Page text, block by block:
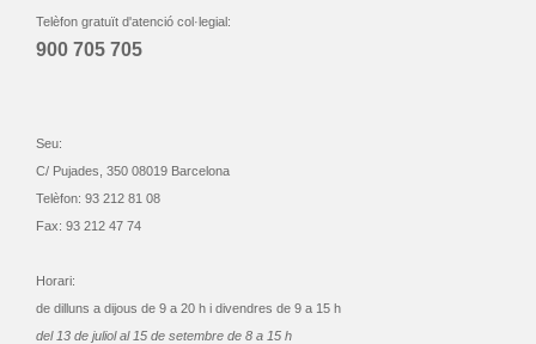
Telèfon gratuït d'atenció col·legial:
900 705 705
Seu:
C/ Pujades, 350 08019 Barcelona
Telèfon: 93 212 81 08
Fax: 93 212 47 74
Horari:
de dilluns a dijous de 9 a 20 h i divendres de 9 a 15 h
del 13 de juliol al 15 de setembre de 8 a 15 h